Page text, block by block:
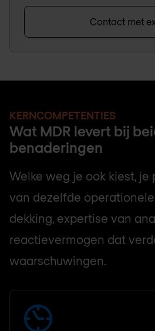
Contact met
KERNCOMPETENTIES
Wat MDR levert bij
benaderingen
Welke weg je ook kiest,
van dezelfde
dekking, expertise van
reactievermogen dat
waarschuwingen.